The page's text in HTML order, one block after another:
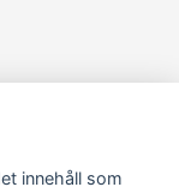
FÖRST
innehåll som